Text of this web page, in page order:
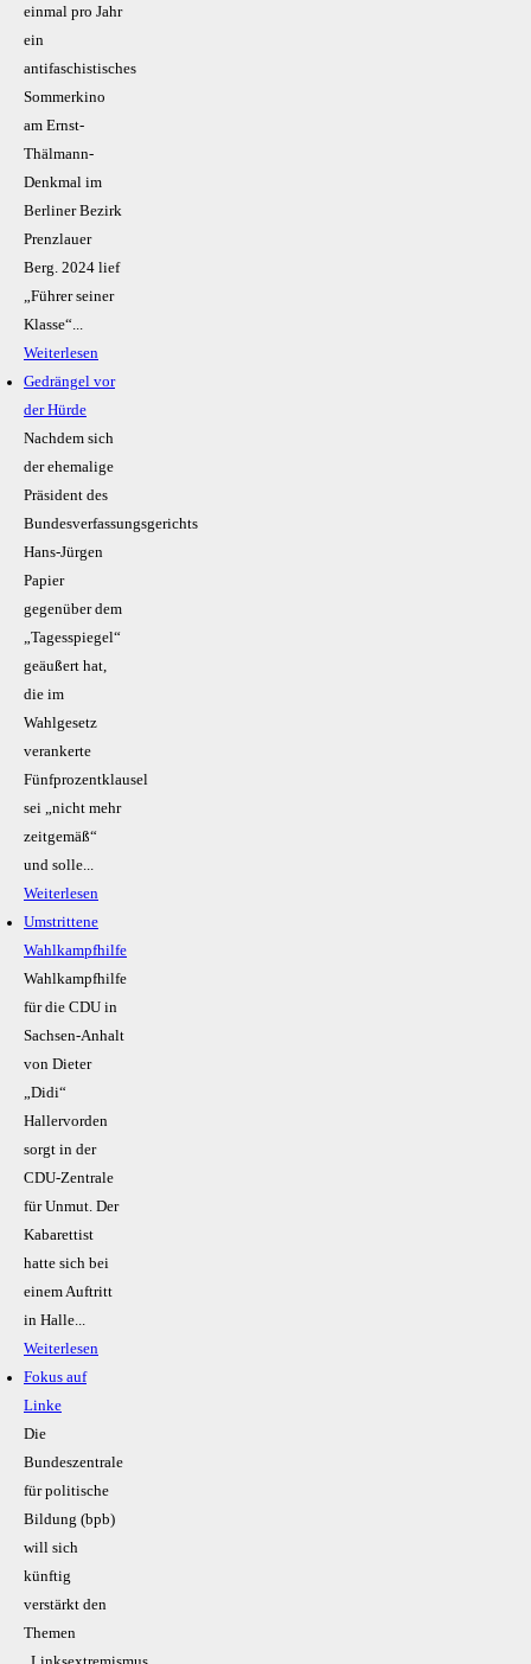
einmal pro Jahr
ein
antifaschistisches
Sommerkino
am Ernst-
Thälmann-
Denkmal im
Berliner Bezirk
Prenzlauer
Berg. 2024 lief
„Führer seiner
Klasse“...
Weiterlesen
Gedrängel vor
der Hürde
Nachdem sich
der ehemalige
Präsident des
Bundesverfassungsgerichts
Hans-Jürgen
Papier
gegenüber dem
„Tagesspiegel“
geäußert hat,
die im
Wahlgesetz
verankerte
Fünfprozentklausel
sei „nicht mehr
zeitgemäß“
und solle...
Weiterlesen
Umstrittene
Wahlkampfhilfe
Wahlkampfhilfe
für die CDU in
Sachsen-Anhalt
von Dieter
„Didi“
Hallervorden
sorgt in der
CDU-Zentrale
für Unmut. Der
Kabarettist
hatte sich bei
einem Auftritt
in Halle...
Weiterlesen
Fokus auf
Linke
Die
Bundeszentrale
für politische
Bildung (bpb)
will sich
künftig
verstärkt den
Themen